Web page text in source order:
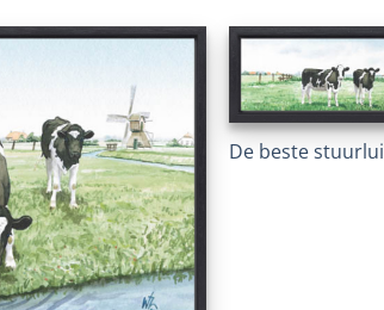
De beste stuurlui